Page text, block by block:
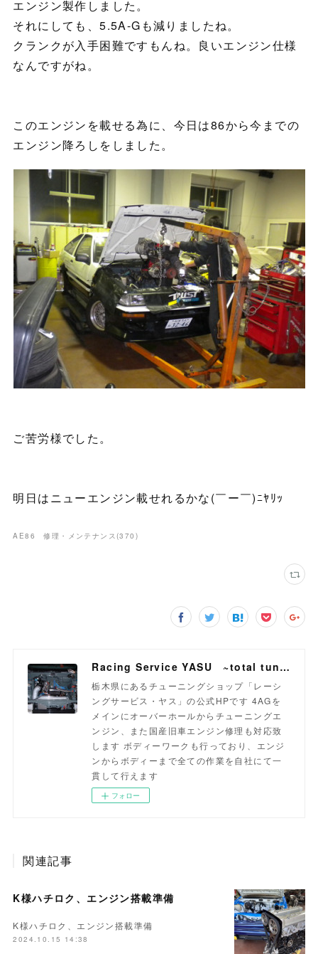
エンジン製作しました。
それにしても、5.5A-Gも減りましたね。
クランクが入手困難ですもんね。良いエンジン仕様
なんですがね。
このエンジンを載せる為に、今日は86から今までの
エンジン降ろしをしました。
ご苦労様でした。
明日はニューエンジン載せれるかな(￣ー￣)ﾆﾔﾘｯ
AE86 修理・メンテナンス(370 )
Racing Service YASU ~total tuning proshop~
栃木県にあるチューニングショップ「レーシ
ングサービス・ヤス」の公式HPです 4AGを
メインにオーバーホールからチューニングエ
ンジン、また国産旧車エンジン修理も対応致
します ボディーワークも行っており、エンジ
ンからボディーまで全ての作業を自社にて一
貫して行えます
フォロー
関連記事
K様ハチロク、エンジン搭載準備
K様ハチロク、エンジン搭載準備
2024.10.15 14:38